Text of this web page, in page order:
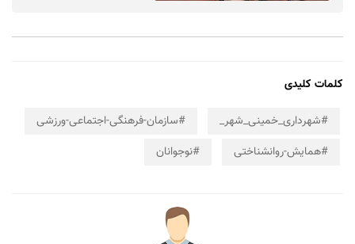
کلمات کلیدی
#شهرداری_خمینی_شهر_
#سازمان-فرهنگی-اجتماعی-ورزشی
#همایش-روانشناختی
#نوجوانان